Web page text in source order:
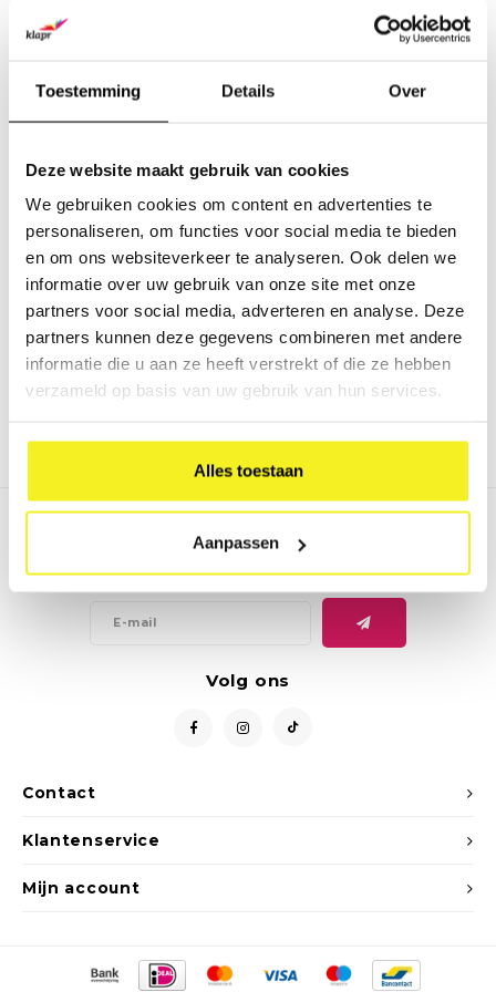
Toestemming Details Over
Deze website maakt gebruik van cookies
We gebruiken cookies om content en advertenties te
personaliseren, om functies voor social media te bieden
en om ons websiteverkeer te analyseren. Ook delen we
informatie over uw gebruik van onze site met onze
partners voor social media, adverteren en analyse. Deze
partners kunnen deze gegevens combineren met andere
informatie die u aan ze heeft verstrekt of die ze hebben
verzameld op basis van uw gebruik van hun services.
Alles toestaan
Aanpassen
Opbergbox A4 Kraft
Opbergbox gemaakt uit stevig
papier. De opbergbox wordt
gesloten door een zwart breed
elastiek.
€7,50
Incl. btw)
Contact
Nieuwsbrief
Ontvang de laatste updates, nieuws en aanbiedingen via email
Volg ons
Klantenservice
Mijn account